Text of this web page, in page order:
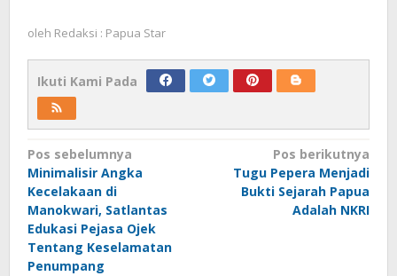
oleh Redaksi : Papua Star
Ikuti Kami Pada
Navigasi
pos
Pos sebelumnya
Minimalisir Angka
Kecelakaan di
Manokwari, Satlantas
Edukasi Pejasa Ojek
Tentang Keselamatan
Penumpang
Pos berikutnya
Tugu Pepera Menjadi
Bukti Sejarah Papua
Adalah NKRI